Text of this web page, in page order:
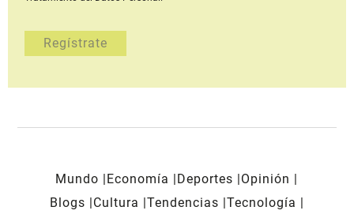
Mundo Economía Deportes
Opinión
Blogs
Cultura Tendencias Tecnología